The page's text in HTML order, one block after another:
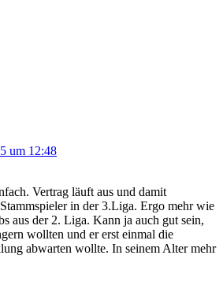
um 12:48
Vertrag läuft aus und damit
in der 3.Liga. Ergo mehr wie
aus der 2. Liga. Kann ja auch gut sein,
wollten und er erst einmal die
abwarten wollte. In seinem Alter mehr